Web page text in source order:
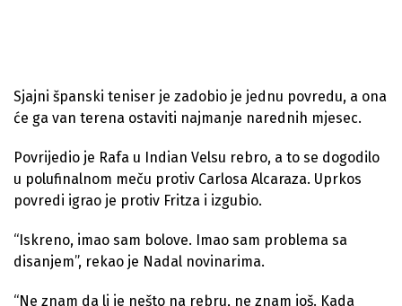
Sjajni španski teniser je zadobio je jednu povredu, a ona
će ga van terena ostaviti najmanje narednih mjesec.
Povrijedio je Rafa u Indian Velsu rebro, a to se dogodilo
u polufinalnom meču protiv Carlosa Alcaraza. Uprkos
povredi igrao je protiv Fritza i izgubio.
“Iskreno, imao sam bolove. Imao sam problema sa
disanjem”, rekao je Nadal novinarima.
“Ne znam da li je nešto na rebru, ne znam još. Kada